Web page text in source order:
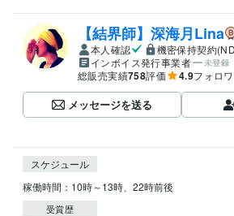
【結界師】深海月Lina
本人確認
機密保持契約
インボイス発行事業者
未登録
総販売実績758評価 4.9フォロ
メッセージを送る
スケジュール
稼働時間：10時～13時、22時前後
受賞歴